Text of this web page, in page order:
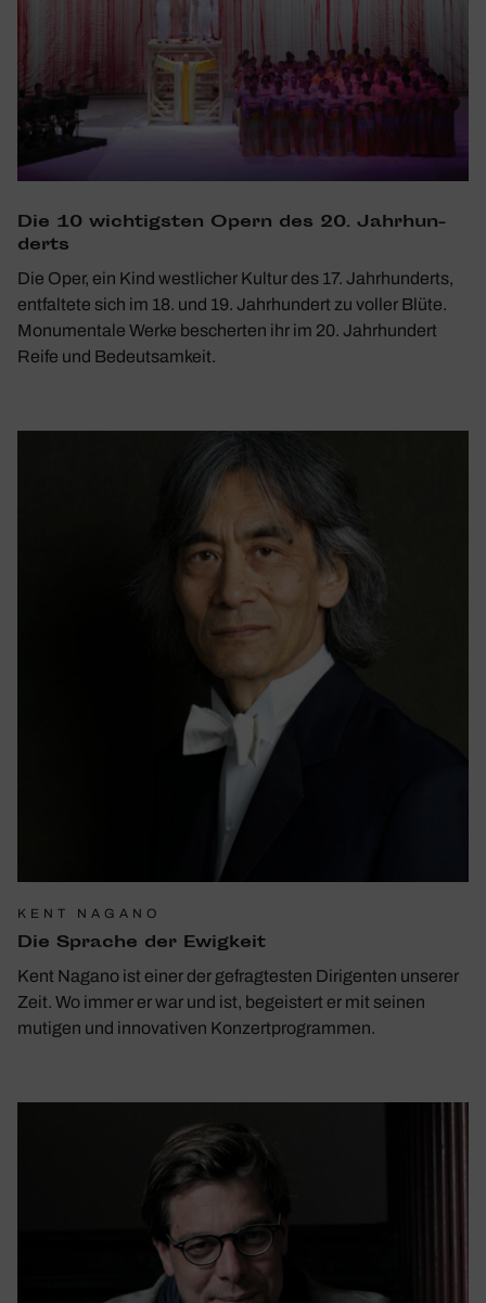
Die 10 wich­tigsten Opern des 20. Jahr­hun­
derts
Die Oper, ein Kind westlicher Kultur des 17. Jahrhunderts,
entfaltete sich im 18. und 19. Jahrhundert zu voller Blüte.
Monumentale Werke bescherten ihr im 20. Jahrhundert
Reife und Bedeutsamkeit.
KENT NAGANO
Die Sprache der Ewig­keit
Kent Nagano ist einer der gefragtesten Dirigenten unserer
Zeit. Wo immer er war und ist, begeistert er mit seinen
mutigen und innovativen Konzertprogrammen.